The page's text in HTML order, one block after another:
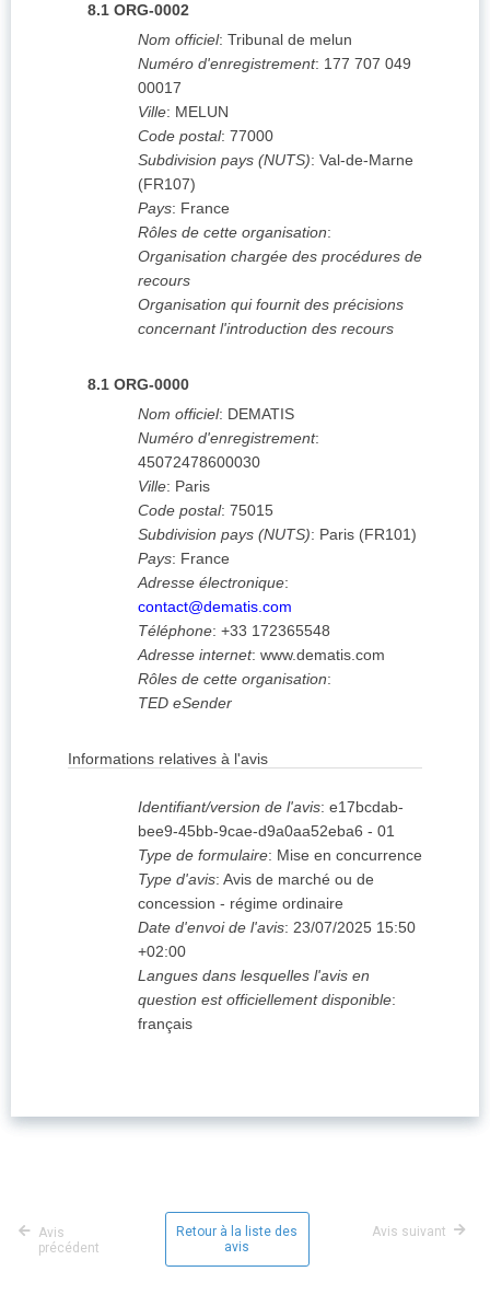
8.1 ORG-0002
Nom officiel: Tribunal de melun
Numéro d'enregistrement: 177 707 049
00017
Ville: MELUN
Code postal: 77000
Subdivision pays (NUTS): Val-de-Marne
(FR107)
Pays: France
Rôles de cette organisation:
Organisation chargée des procédures de
recours
Organisation qui fournit des précisions
concernant l'introduction des recours
8.1 ORG-0000
Nom officiel: DEMATIS
Numéro d'enregistrement:
45072478600030
Ville: Paris
Code postal: 75015
Subdivision pays (NUTS): Paris (FR101)
Pays: France
Adresse électronique:
contact@dematis.com
Téléphone: +33 172365548
Adresse internet: www.dematis.com
Rôles de cette organisation:
TED eSender
Informations relatives à l'avis
Identifiant/version de l'avis: e17bcdab-
bee9-45bb-9cae-d9a0aa52eba6 - 01
Type de formulaire: Mise en concurrence
Type d'avis: Avis de marché ou de
concession - régime ordinaire
Date d'envoi de l'avis: 23/07/2025 15:50
+02:00
Langues dans lesquelles l'avis en
question est officiellement disponible:
français
Avis
précédent
Retour à la liste des
avis
Avis suivant